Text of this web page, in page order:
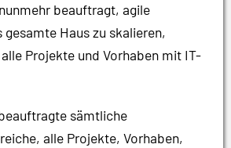
beauftragt, agile
Haus zu skalieren,
Projekte und Vorhaben mit IT-
sämtliche
alle Projekte, Vorhaben,